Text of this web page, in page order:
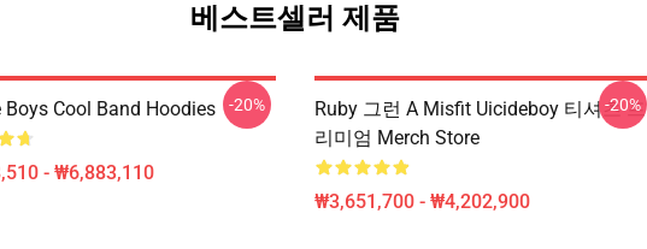
베스트셀러 제품
Boys Cool Band Hoodies
- ₩6,883,110
-20%
Ruby 그런 A Misfit Uicideboy 티셔츠 프
리미엄 Merch Store
₩3,651,700 - ₩4,202,900
-20%